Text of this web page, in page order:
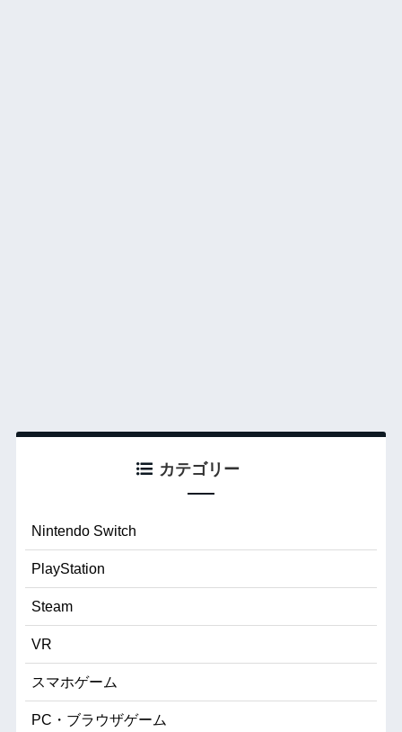
カテゴリー
Nintendo Switch
PlayStation
Steam
VR
スマホゲーム
PC・ブラウザゲーム